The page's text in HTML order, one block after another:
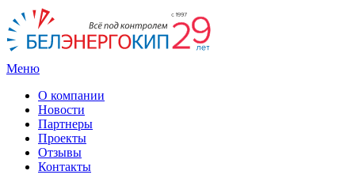
Меню
О компании
Новости
Партнеры
Проекты
Отзывы
Контакты